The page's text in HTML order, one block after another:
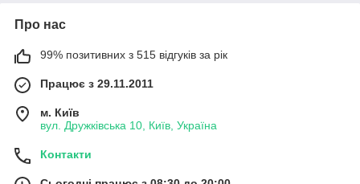
Про нас
99% позитивних з 515 відгуків за рік
Працює з 29.11.2011
м. Київ
вул. Дружківська 10, Київ, Україна
Контакти